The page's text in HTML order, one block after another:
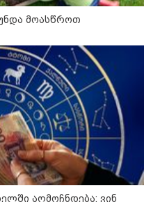
უნდა მოასწროთ
აღმოჩნდება: ვინ